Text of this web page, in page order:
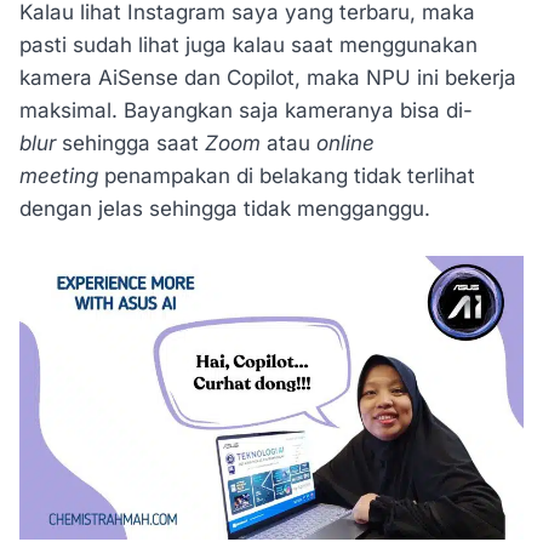
Kalau lihat Instagram saya yang terbaru, maka
pasti sudah lihat juga kalau saat menggunakan
kamera AiSense dan Copilot, maka NPU ini bekerja
maksimal. Bayangkan saja kameranya bisa di-
blur sehingga saat Zoom atau online
meeting penampakan di belakang tidak terlihat
dengan jelas sehingga tidak mengganggu.